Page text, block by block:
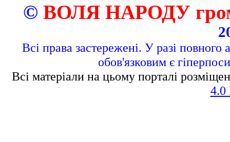
© ВОЛЯ НАРОДУ
Всі права застережені. У разі повного
обов'язковим є
Всі матеріали на цьому порталі
4.0